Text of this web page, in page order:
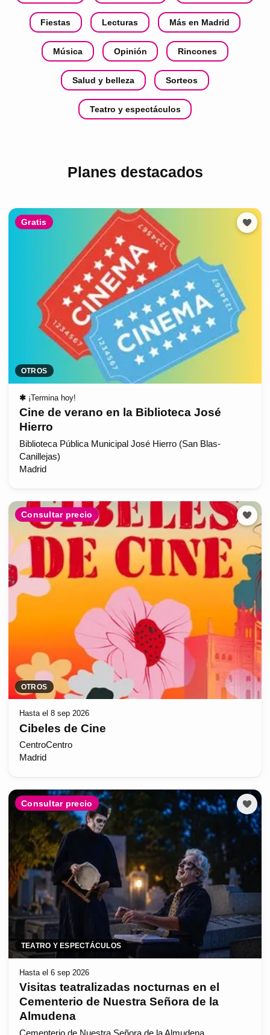
Fiestas Lecturas Más en Madrid
Música Opinión Rincones
Salud y belleza Sorteos
Teatro y espectáculos
Planes destacados
Gratis
OTROS
✱ ¡Termina hoy!
Cine de verano en la Biblioteca José
Hierro
Biblioteca Pública Municipal José Hierro (San Blas-
Canillejas)
Madrid
Consultar precio
OTROS
Hasta el 8 sep 2026
Cibeles de Cine
CentroCentro
Madrid
Consultar precio
TEATRO Y ESPECTÁCULOS
Hasta el 6 sep 2026
Visitas teatralizadas nocturnas en el
Cementerio de Nuestra Señora de la
Almudena
Cementerio de Nuestra Señora de la Almudena